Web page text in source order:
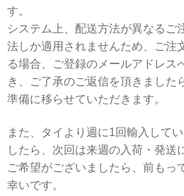
す。
システム上、配送方法が異なるご
法しか適用されませんため、ご注
る場合、ご登録のメールアドレス
き、ご了承のご返信を頂きました
準備に移らせていただきます。
また、タイより週に1回輸入して
したら、次回は来週の入荷・発送
ご希望がございましたら、前もっ
幸いです。